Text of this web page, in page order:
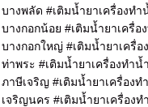
างพลัด #เติมน้ำยาเครื่องท
างกอกน้อย #เติมน้ำยาเครื่อ
างกอกใหญ่ #เติมน้ำยาเครื่
าพระ #เติมน้ำยาเครื่องทำน้
าษีเจริญ #เติมน้ำยาเครื่อง
จริญนคร #เติมน้ำยาเครื่อง